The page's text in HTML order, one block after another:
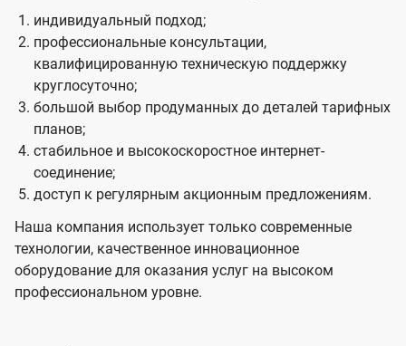
индивидуальный подход;
профессиональные консультации,
квалифицированную техническую поддержку
круглосуточно;
большой выбор продуманных до деталей тарифных
планов;
стабильное и высокоскоростное интернет-
соединение;
доступ к регулярным акционным предложениям.
Наша компания использует только современные
технологии, качественное инновационное
оборудование для оказания услуг на высоком
профессиональном уровне.